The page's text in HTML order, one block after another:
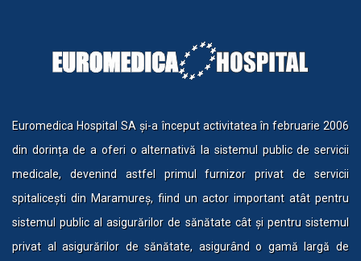
Euromedica Hospital SA și-a început activitatea în februarie 2006
din dorința de a oferi o alternativă la sistemul public de servicii
medicale, devenind astfel primul furnizor privat de servicii
spitalicești din Maramureș, fiind un actor important atât pentru
sistemul public al asigurărilor de sănătate cât și pentru sistemul
privat al asigurărilor de sănătate, asigurând o gamă largă de